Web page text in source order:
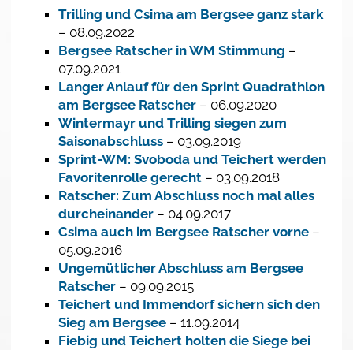
Trilling und Csima am Bergsee ganz stark
– 08.09.2022
Bergsee Ratscher in WM Stimmung –
07.09.2021
Langer Anlauf für den Sprint Quadrathlon
am Bergsee Ratscher– 06.09.2020
Wintermayr und Trilling siegen zum
Saisonabschluss– 03.09.2019
Sprint-WM: Svoboda und Teichert werden
Favoritenrolle gerecht– 03.09.2018
Ratscher: Zum Abschluss noch mal alles
durcheinander– 04.09.2017
Csima auch im Bergsee Ratscher vorne–
05.09.2016
Ungemütlicher Abschluss am Bergsee
Ratscher– 09.09.2015
Teichert und Immendorf sichern sich den
Sieg am Bergsee– 11.09.2014
Fiebig und Teichert holten die Siege bei